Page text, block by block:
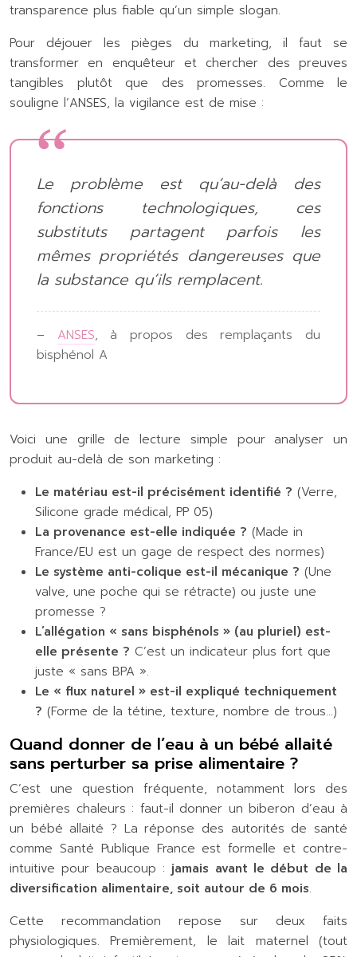
transparence plus fiable qu’un simple slogan.
Pour déjouer les pièges du marketing, il faut se
transformer en enquêteur et chercher des preuves
tangibles plutôt que des promesses. Comme le
souligne l’ANSES, la vigilance est de mise :
Le problème est qu’au-delà des
fonctions technologiques, ces
substituts partagent parfois les
mêmes propriétés dangereuses que
la substance qu’ils remplacent.
– ANSES, à propos des remplaçants du
bisphénol A
Voici une grille de lecture simple pour analyser un
produit au-delà de son marketing :
Le matériau est-il précisément identifié ? (Verre,
Silicone grade médical, PP 05)
La provenance est-elle indiquée ? (Made in
France/EU est un gage de respect des normes)
Le système anti-colique est-il mécanique ? (Une
valve, une poche qui se rétracte) ou juste une
promesse ?
L’allégation « sans bisphénols » (au pluriel) est-
elle présente ? C’est un indicateur plus fort que
juste « sans BPA ».
Le « flux naturel » est-il expliqué techniquement
? (Forme de la tétine, texture, nombre de trous…)
Quand donner de l’eau à un bébé allaité
sans perturber sa prise alimentaire ?
C’est une question fréquente, notamment lors des
premières chaleurs : faut-il donner un biberon d’eau à
un bébé allaité ? La réponse des autorités de santé
comme Santé Publique France est formelle et contre-
intuitive pour beaucoup : jamais avant le début de la
diversification alimentaire, soit autour de 6 mois.
Cette recommandation repose sur deux faits
physiologiques. Premièrement, le lait maternel (tout